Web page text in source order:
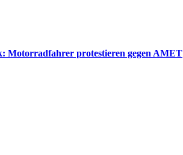
Motorradfahrer protestieren gegen AMET